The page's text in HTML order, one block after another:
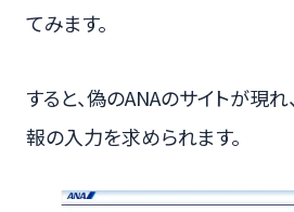
てみます。
すると、偽のANAのサイトが現れ
報の入力を求められます。